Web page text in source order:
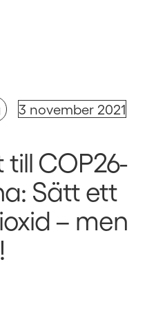
3 november 2021
COP26-
Sätt ett
– men